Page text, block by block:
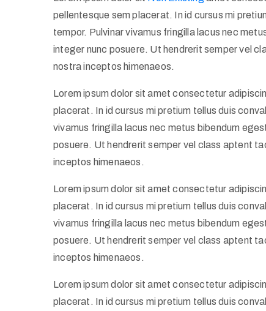
pellentesque sem placerat. In id cursus mi
tempor. Pulvinar vivamus fringilla lacus nec
integer nunc posuere. Ut hendrerit semper vel
nostra inceptos himenaeos.
Lorem ipsum dolor sit amet consectetur
placerat. In id cursus mi pretium tellus duis
vivamus fringilla lacus nec metus bibendum
posuere. Ut hendrerit semper vel class aptent
inceptos himenaeos.
Lorem ipsum dolor sit amet consectetur
placerat. In id cursus mi pretium tellus duis
vivamus fringilla lacus nec metus bibendum
posuere. Ut hendrerit semper vel class aptent
inceptos himenaeos.
Lorem ipsum dolor sit amet consectetur
placerat. In id cursus mi pretium tellus duis